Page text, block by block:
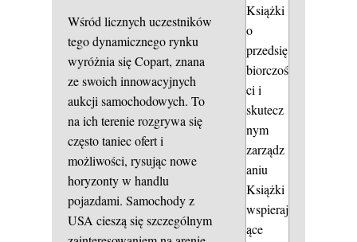
Wśród licznych uczestników
tego dynamicznego rynku
wyróżnia się Copart, znana
ze swoich innowacyjnych
aukcji samochodowych. To
na ich terenie rozgrywa się
często taniec ofert i
możliwości, rysując nowe
horyzonty w handlu
pojazdami. Samochody z
USA cieszą się szczególnym
Książki
o
przedsię
biorczoś
ci i
skutecz
nym
zarządz
aniu
Książki
wspieraj
ące